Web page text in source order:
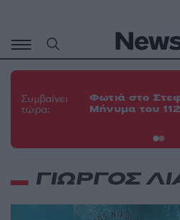
περιεχόμενο
Συμβαίνει
τώρα:
Φωτιά στο
Μήνυμα του
ΓΙΩΡΓΟΣ